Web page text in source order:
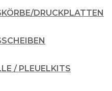
DRUCKPLATTEN
/ PLEUELKITS